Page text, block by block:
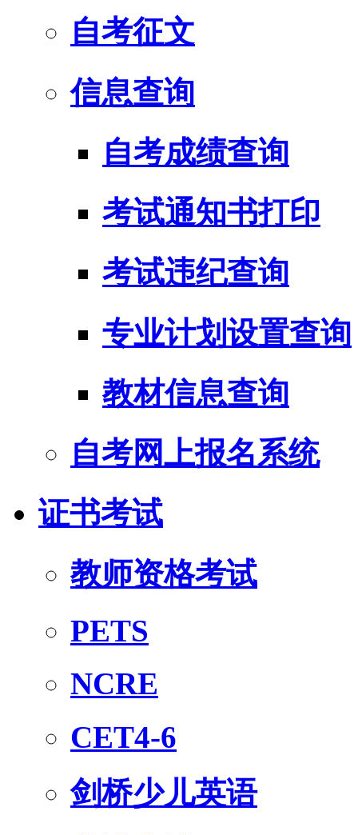
自考征文
信息查询
自考成绩查询
考试通知书打印
考试违纪查询
专业计划设置查询
教材信息查询
自考网上报名系统
证书考试
教师资格考试
PETS
NCRE
CET4-6
剑桥少儿英语